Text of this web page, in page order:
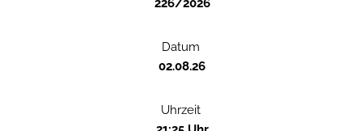
226/2026
Datum
02.08.26
Uhrzeit